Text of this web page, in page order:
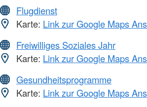
Flugdienst
Karte: Link zur Google Maps
Freiwilliges Soziales Jahr
Karte: Link zur Google Maps
Gesundheitsprogramme
Karte: Link zur Google Maps